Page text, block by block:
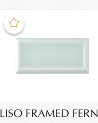
LISO FRAMED FERN